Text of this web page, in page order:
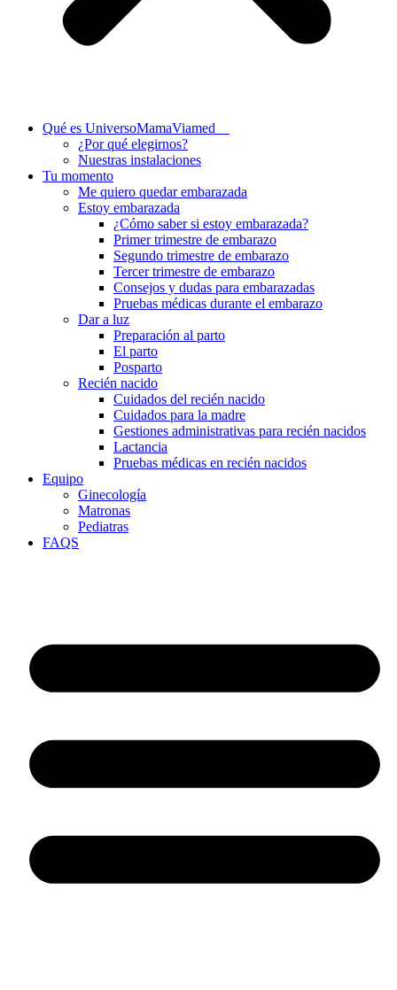
Qué es UniversoMamaViamed
¿Por qué elegirnos?
Nuestras instalaciones
Tu momento
Me quiero quedar embarazada
Estoy embarazada
¿Cómo saber si estoy embarazada?
Primer trimestre de embarazo
Segundo trimestre de embarazo
Tercer trimestre de embarazo
Consejos y dudas para embarazadas
Pruebas médicas durante el embarazo
Dar a luz
Preparación al parto
El parto
Posparto
Recién nacido
Cuidados del recién nacido
Cuidados para la madre
Gestiones administrativas para recién nacidos
Lactancia
Pruebas médicas en recién nacidos
Equipo
Ginecología
Matronas
Pediatras
FAQS